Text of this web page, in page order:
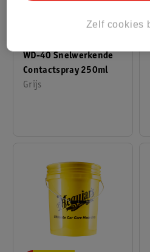
WD-40 Snelwerkende
Contactspray 250ml
Grijs
Zelf cookies